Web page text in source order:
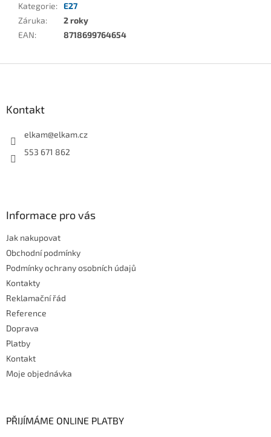
Kategorie: E27
Záruka:
2 roky
EAN: 8718699764654
Kontakt
elkam@elkam.cz
553 671 862
Informace pro vás
Jak nakupovat
Obchodní podmínky
Podmínky ochrany osobních údajů
Kontakty
Reklamační řád
Reference
Doprava
Platby
Kontakt
Moje objednávka
PŘIJÍMÁME ONLINE PLATBY